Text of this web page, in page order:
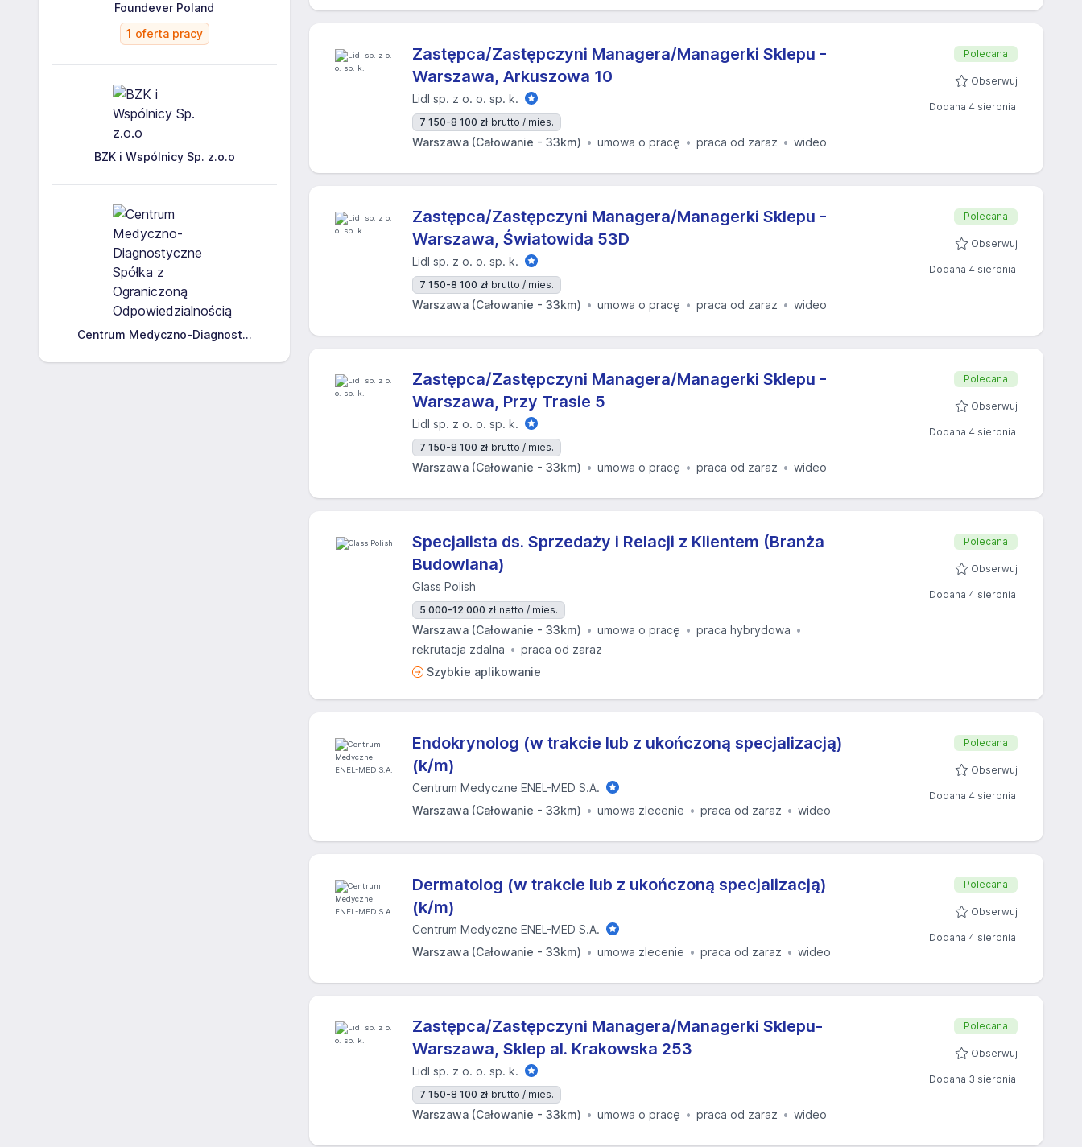
Foundever Poland
1 oferta pracy
BZK i Wspólnicy Sp. z.o.o
Centrum Medyczno-Diagnost...
Zastępca/Zastępczyni Managera/Managerki Sklepu -
Warszawa, Arkuszowa 10
Lidl sp. z o. o. sp. k.
7 150-8 100 zł brutto / mies.
Warszawa (Całowanie - 33km) umowa o pracę praca od zaraz wideo
Polecana
Obserwuj
Dodana 4 sierpnia
Zastępca/Zastępczyni Managera/Managerki Sklepu -
Warszawa, Światowida 53D
Lidl sp. z o. o. sp. k.
7 150-8 100 zł brutto / mies.
Warszawa (Całowanie - 33km) umowa o pracę praca od zaraz wideo
Polecana
Obserwuj
Dodana 4 sierpnia
Zastępca/Zastępczyni Managera/Managerki Sklepu -
Warszawa, Przy Trasie 5
Lidl sp. z o. o. sp. k.
7 150-8 100 zł brutto / mies.
Warszawa (Całowanie - 33km) umowa o pracę praca od zaraz wideo
Polecana
Obserwuj
Dodana 4 sierpnia
Specjalista ds. Sprzedaży i Relacji z Klientem (Branża
Budowlana)
Glass Polish
5 000-12 000 zł netto / mies.
Warszawa (Całowanie - 33km) umowa o pracę
praca hybrydowa
rekrutacja zdalna
praca od zaraz
Szybkie aplikowanie
Polecana
Obserwuj
Dodana 4 sierpnia
Endokrynolog (w trakcie lub z ukończoną specjalizacją)
(k/m)
Centrum Medyczne ENEL-MED S.A.
Warszawa (Całowanie - 33km)
umowa zlecenie praca od zaraz wideo
Polecana
Obserwuj
Dodana 4 sierpnia
Dermatolog (w trakcie lub z ukończoną specjalizacją)
(k/m)
Centrum Medyczne ENEL-MED S.A.
Warszawa (Całowanie - 33km)
umowa zlecenie praca od zaraz wideo
Polecana
Obserwuj
Dodana 4 sierpnia
Zastępca/Zastępczyni Managera/Managerki Sklepu-
Warszawa, Sklep al. Krakowska 253
Lidl sp. z o. o. sp. k.
7 150-8 100 zł brutto / mies.
Warszawa (Całowanie - 33km) umowa o pracę praca od zaraz wideo
Polecana
Obserwuj
Dodana 3 sierpnia